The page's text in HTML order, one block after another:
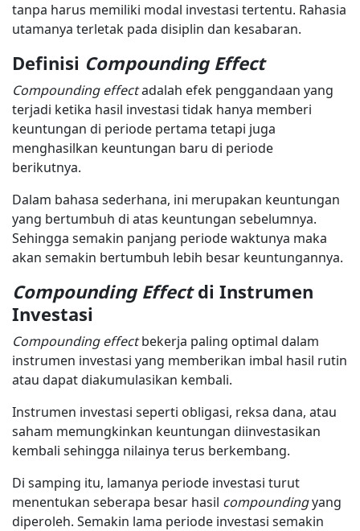
tanpa harus memiliki modal investasi tertentu. Rahasia
utamanya terletak pada disiplin dan kesabaran.
Definisi Compounding Effect
Compounding effectadalah efek penggandaan yang
terjadi ketika hasil investasi tidak hanya memberi
keuntungan di periode pertama tetapi juga
menghasilkan keuntungan baru di periode
berikutnya.
Dalam bahasa sederhana, ini merupakan keuntungan
yang bertumbuh di atas keuntungan sebelumnya.
Sehingga semakin panjang periode waktunya maka
akan semakin bertumbuh lebih besar keuntungannya.
Compounding Effectdi Instrumen
Investasi
Compounding effectbekerja paling optimal dalam
instrumen investasi yang memberikan imbal hasil rutin
atau dapat diakumulasikan kembali.
Instrumen investasi seperti obligasi, reksa dana, atau
saham memungkinkan keuntungan diinvestasikan
kembali sehingga nilainya terus berkembang.
Di samping itu, lamanya periode investasi turut
menentukan seberapa besar hasil compoundingyang
diperoleh. Semakin lama periode investasi semakin